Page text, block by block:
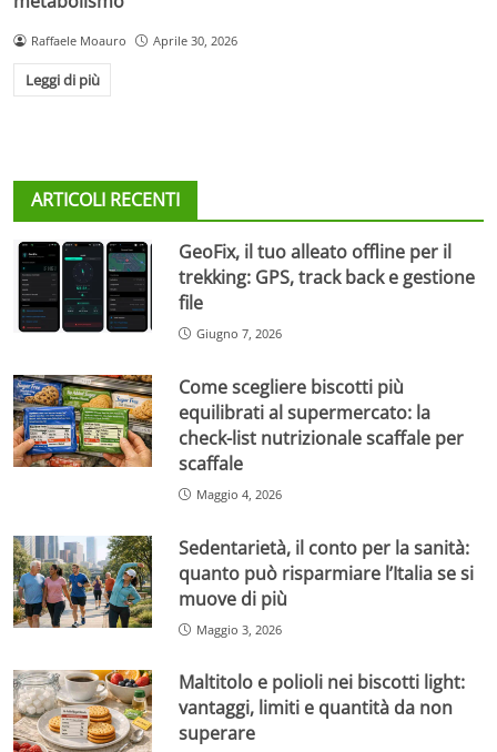
Raffaele Moauro Aprile 30, 2026
Leggi di più
ARTICOLI RECENTI
GeoFix, il tuo alleato offline per il
trekking: GPS, track back e gestione
file
Giugno 7, 2026
Come scegliere biscotti più
equilibrati al supermercato: la
check-list nutrizionale scaffale per
scaffale
Maggio 4, 2026
Sedentarietà, il conto per la sanità:
quanto può risparmiare l’Italia se si
muove di più
Maggio 3, 2026
Maltitolo e polioli nei biscotti light:
vantaggi, limiti e quantità da non
superare